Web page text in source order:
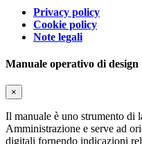
Privacy policy
Cookie policy
Note legali
Manuale operativo di design
×
Il manuale è uno strumento di
Amministrazione e serve ad
digitali fornendo indicazioni